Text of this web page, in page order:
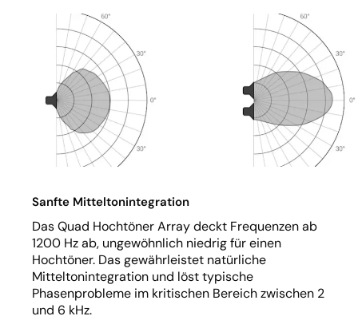
Sanfte Mitteltonintegration
Das Quad Hochtöner Array deckt Frequenzen ab
1200 Hz ab, ungewöhnlich niedrig für einen
Hochtöner. Das gewährleistet natürliche
Mitteltonintegration und löst typische
Phasenprobleme im kritischen Bereich zwischen 2
und 6 kHz.